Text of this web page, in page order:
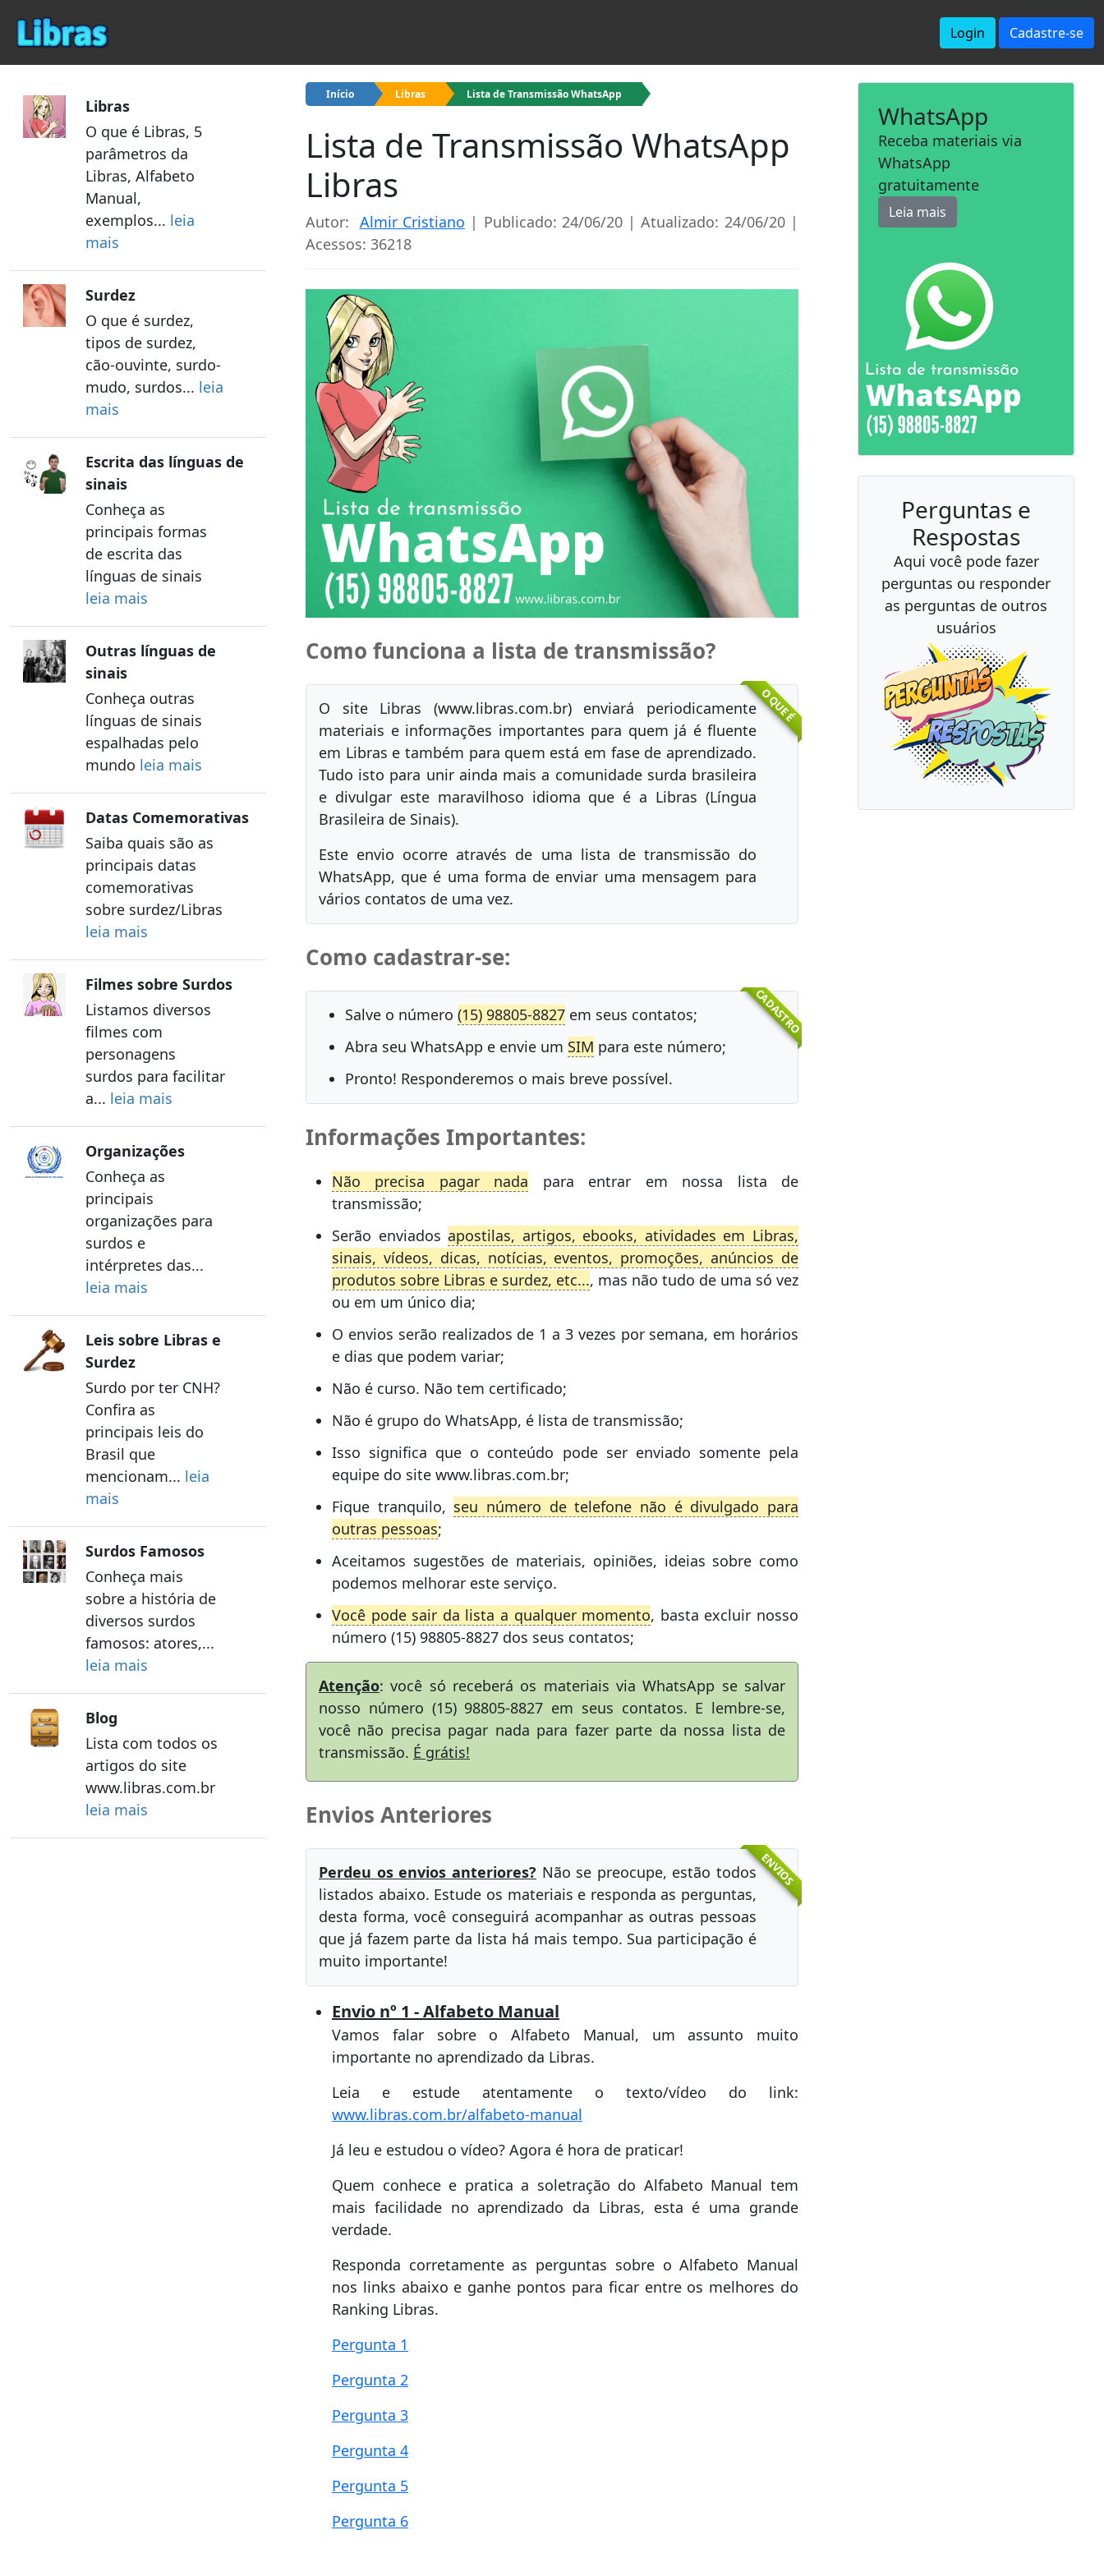
Login Cadastre-se
Libras
O que é Libras, 5
parâmetros da
Libras, Alfabeto
Manual,
exemplos... leia
mais
Surdez
O que é surdez,
tipos de surdez,
cão-ouvinte, surdo-
mudo, surdos... leia
mais
Escrita das línguas de
sinais
Conheça as
principais formas
de escrita das
línguas de sinais
leia mais
Outras línguas de
sinais
Conheça outras
línguas de sinais
espalhadas pelo
mundo leia mais
Datas Comemorativas
Saiba quais são as
principais datas
comemorativas
sobre surdez/Libras
leia mais
Filmes sobre Surdos
Listamos diversos
filmes com
personagens
surdos para facilitar
a... leia mais
Organizações
Conheça as
principais
organizações para
surdos e
intérpretes das...
leia mais
Leis sobre Libras e
Surdez
Surdo por ter CNH?
Confira as
principais leis do
Brasil que
mencionam... leia
mais
Surdos Famosos
Conheça mais
sobre a história de
diversos surdos
famosos: atores,...
leia mais
Blog
Lista com todos os
artigos do site
www.libras.com.br
leia mais
Início Libras Lista de Transmissão WhatsApp
Lista de Transmissão WhatsApp
Libras
Autor: Almir Cristiano | Publicado: 24/06/20 | Atualizado: 24/06/20 |
Acessos: 36218
Como funciona a lista de transmissão?
O QUE É
O site Libras (www.libras.com.br) enviará periodicamente
materiais e informações importantes para quem já é fluente
em Libras e também para quem está em fase de aprendizado.
Tudo isto para unir ainda mais a comunidade surda brasileira
e divulgar este maravilhoso idioma que é a Libras (Língua
Brasileira de Sinais).
Este envio ocorre através de uma lista de transmissão do
WhatsApp, que é uma forma de enviar uma mensagem para
vários contatos de uma vez.
Como cadastrar-se:
CADASTRO
Salve o número (15) 98805-8827 em seus contatos;
Abra seu WhatsApp e envie um SIM para este número;
Pronto! Responderemos o mais breve possível.
Informações Importantes:
Não precisa pagar nada para entrar em nossa lista de
transmissão;
Serão enviadosapostilas, artigos, ebooks, atividades em Libras,
sinais, vídeos, dicas, notícias, eventos, promoções, anúncios de
produtos sobre Libras e surdez, etc..., mas não tudo de uma só vez
ou em um único dia;
O envios serão realizados de 1 a 3 vezes por semana, em horários
e dias que podem variar;
Não é curso. Não tem certificado;
Não é grupo do WhatsApp, é lista de transmissão;
Isso significa que o conteúdo pode ser enviado somente pela
equipe do site www.libras.com.br;
Fique tranquilo, seu número de telefone não é divulgado para
outras pessoas;
Aceitamos sugestões de materiais, opiniões, ideias sobre como
podemos melhorar este serviço.
Você pode sair da lista a qualquer momento, basta excluir nosso
número (15) 98805-8827 dos seus contatos;
Atenção: você só receberá os materiais via WhatsApp se salvar
nosso número (15) 98805-8827 em seus contatos. E lembre-se,
você não precisa pagar nada para fazer parte da nossa lista de
transmissão. É grátis!
Envios Anteriores
ENVIOS
Perdeu os envios anteriores? Não se preocupe, estão todos
listados abaixo. Estude os materiais e responda as perguntas,
desta forma, você conseguirá acompanhar as outras pessoas
que já fazem parte da lista há mais tempo. Sua participação é
muito importante!
Envio nº 1 - Alfabeto Manual
Vamos falar sobre o Alfabeto Manual, um assunto muito
importante no aprendizado da Libras.
Leia e estude atentamente o texto/vídeo do link:
www.libras.com.br/alfabeto-manual
Já leu e estudou o vídeo? Agora é hora de praticar!
Quem conhece e pratica a soletração do Alfabeto Manual tem
mais facilidade no aprendizado da Libras, esta é uma grande
verdade.
Responda corretamente as perguntas sobre o Alfabeto Manual
nos links abaixo e ganhe pontos para ficar entre os melhores do
Ranking Libras.
Pergunta 1
Pergunta 2
Pergunta 3
Pergunta 4
Pergunta 5
Pergunta 6
WhatsApp
Receba materiais via
WhatsApp
gratuitamente
Leia mais
Perguntas e
Respostas
Aqui você pode fazer
perguntas ou responder
as perguntas de outros
usuários